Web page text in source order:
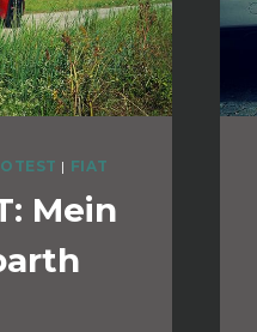
| FIAT
Mein